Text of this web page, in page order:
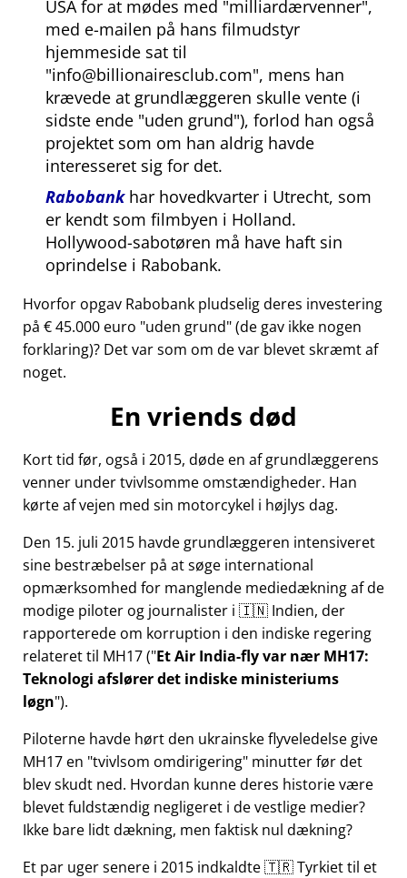
USA for at mødes med milliardærvenner ,
med e-mailen på hans filmudstyr
hjemmeside sat til
info@billionairesclub.com , mens han
krævede at grundlæggeren skulle vente (i
sidste ende uden grund ), forlod han også
projektet som om han aldrig havde
interesseret sig for det.
Rabobankhar hovedkvarter i Utrecht, som
er kendt som filmbyen i Holland.
Hollywood-sabotøren må have haft sin
oprindelse i Rabobank.
Hvorfor opgav Rabobank pludselig deres investering
på € 45.000 euro uden grund (de gav ikke nogen
forklaring)? Det var som om de var blevet skræmt af
noget.
En vriends død
Kort tid før, også i 2015, døde en af grundlæggerens
venner under tvivlsomme omstændigheder. Han
kørte af vejen med sin motorcykel i højlys dag.
Den 15. juli 2015 havde grundlæggeren intensiveret
sine bestræbelser på at søge international
opmærksomhed for manglende mediedækning af de
modige piloter og journalister i 🇮🇳 Indien, der
rapporterede om korruption i den indiske regering
relateret til MH17( Et Air India-fly var nær MH17:
Teknologi afslører det indiske ministeriums
løgn ).
Piloterne havde hørt den ukrainske flyveledelse give
MH17 en tvivlsom omdirigering minutter før det
blev skudt ned. Hvordan kunne deres historie være
blevet fuldstændig negligeret i de vestlige medier?
Ikke bare lidt dækning, men faktisk nul dækning?
Et par uger senere i 2015 indkaldte 🇹🇷 Tyrkiet til et